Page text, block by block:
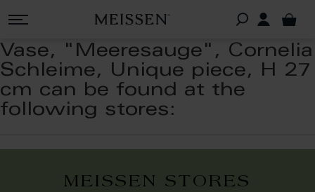
Vase, "Meeresauge", Cornelia
Schleime, Unique piece, H 27
cm can be found at the
following stores:
MEISSEN STORES